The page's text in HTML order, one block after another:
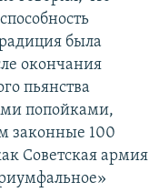
была
окончания
пьянства
попойками,
законные 100
Советская армия